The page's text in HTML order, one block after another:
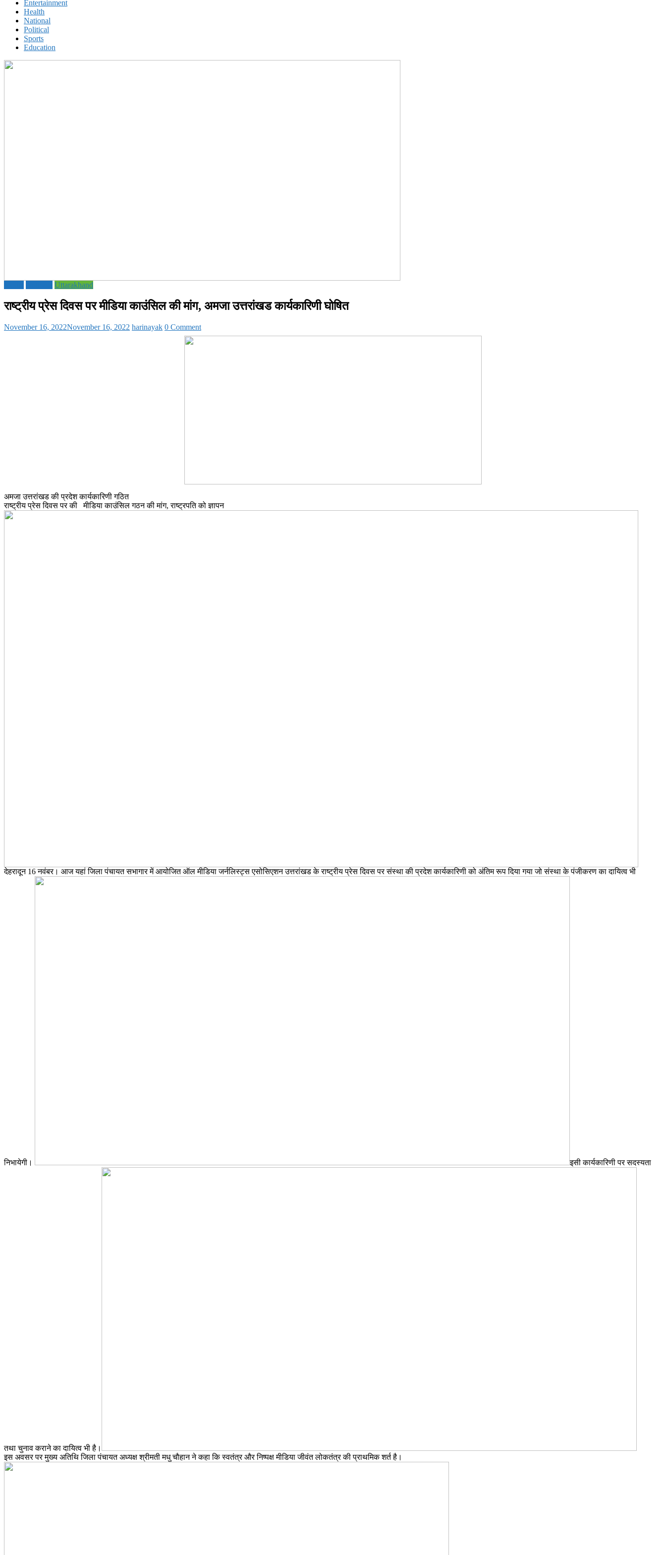
Entertainment
Health
National
Political
Sports
Education
Uttarakhand
राष्ट्रीय प्रेस दिवस पर मीडिया काउंसिल की मांग, अमजा उत्तरांखड कार्यकारिणी घोषित
November 16, 2022November 16, 2022 harinayak 0 Comment
अमजा उत्तरांखड की प्रदेश कार्यकारिणी गठित
राष्ट्रीय प्रेस दिवस पर की मीडिया काउंसिल गठन की मांग, राष्ट्रपति को ज्ञापन
देहरादून 16 नवंबर। आज यहां जिला पंचायत सभागार में आयोजित ऑल मीडिया जर्नलिस्ट्स एसोसिएशन उत्तरांखड के राष्ट्रीय प्रेस दिवस पर संस्था की प्रदेश कार्यकारिणी को अंतिम रूप दिया गया जो संस्था के पंजीकरण का दायित्व भी
निभायेगी। इसी कार्यकारिणी पर सदस्यता
तथा चुनाव कराने का दायित्व भी है।
इस अवसर पर मुख्य अतिथि जिला पंचायत अध्यक्ष श्रीमती मधु चौहान ने कहा कि स्वतंत्र और निष्पक्ष मीडिया जीवंत लोकतंत्र की प्राथमिक शर्त है।